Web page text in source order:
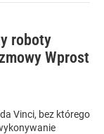
roboty
Wprost
Vinci, bez którego